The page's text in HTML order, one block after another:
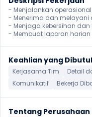
- Menjalankan operasional
- Menerima dan melayani
- Menjaga kebersihan dan
- Membuat laporan harian
Keahlian yang
Kerjasama Tim Detail
Komunikatif
Bekerja
Tentang Perusahaan